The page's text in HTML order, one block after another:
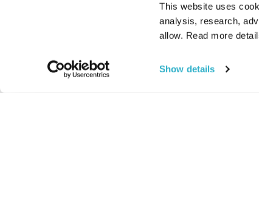
This website uses
analysis, research,
allow. Read more
Show details